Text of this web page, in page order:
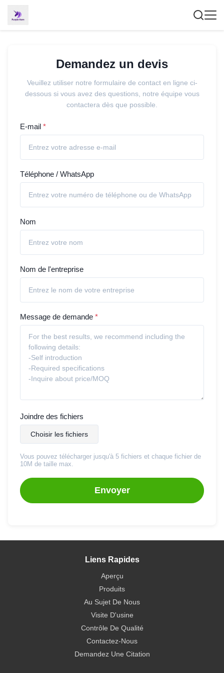
Demandez un devis
Veuillez utiliser notre formulaire de contact en ligne ci-
dessous si vous avez des questions, notre équipe vous
contactera dès que possible.
E-mail *
Téléphone / WhatsApp
Nom
Nom de l'entreprise
Message de demande *
Joindre des fichiers
Choisir les fichiers
Vous pouvez télécharger jusqu'à 5 fichiers et chaque fichier de
10M de taille max.
Envoyer
Liens Rapides
Aperçu
Produits
Au Sujet De Nous
Visite D'usine
Contrôle De Qualité
Contactez-Nous
Demandez Une Citation